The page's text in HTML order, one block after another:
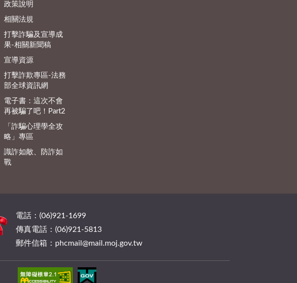
政策說明
相關法規
打擊詐騙及宣導成
果-相關新聞稿
宣導資源
打擊詐欺專區-法務
部全球資訊網
電子書：這次不會
再被騙了吧！Part2
「詐騙心理學全攻
略」專區
識詐如敵、防詐如
戰
電話：(06)921-1699
傳真電話：(06)921-5813
郵件信箱：phcmail@mail.moj.gov.tw